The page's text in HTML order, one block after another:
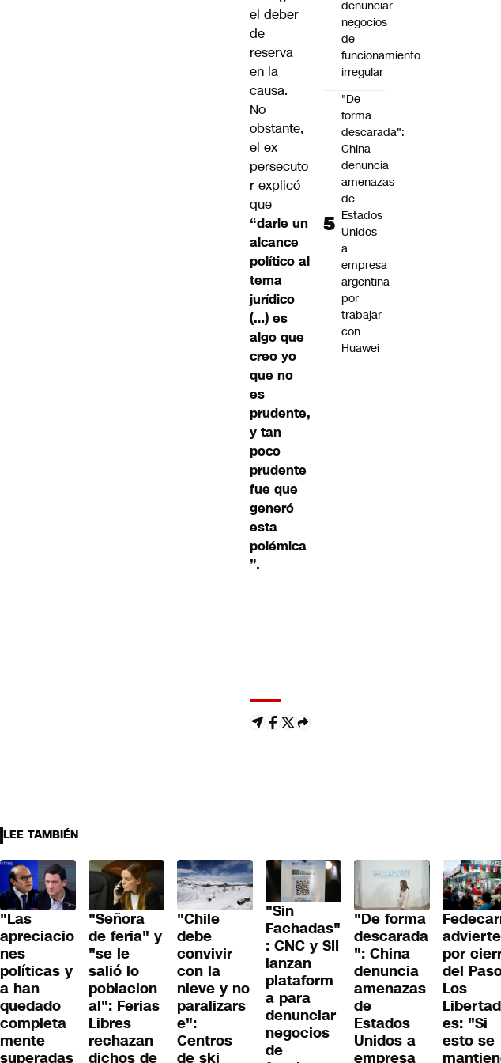
el deber
de
reserva
en la
causa.
No
obstante,
el ex
persecuto
r explicó
que
“darle un
alcance
político al
tema
jurídico
(…) es
algo que
creo yo
que no
es
prudente,
y tan
poco
prudente
fue que
generó
esta
polémica
”.
denunciar
negocios
de
funcionamiento
irregular
"De
forma
descarada":
China
denuncia
amenazas
de
Estados
Unidos
a
empresa
argentina
por
trabajar
con
Huawei
LEE TAMBIÉN
"Las
apreciacio
nes
políticas y
a han
quedado
completa
mente
superadas
"Señora
de feria" y
"se le
salió lo
poblacion
al": Ferias
Libres
rechazan
dichos de
"Chile
debe
convivir
con la
nieve y no
paralizars
e":
Centros
de ski
"Sin
Fachadas"
: CNC y SII
lanzan
plataform
a para
denunciar
negocios
de
"De forma
descarada
": China
denuncia
amenazas
de
Estados
Unidos a
empresa
advierte
por
del
Los
es: "Si
esto se